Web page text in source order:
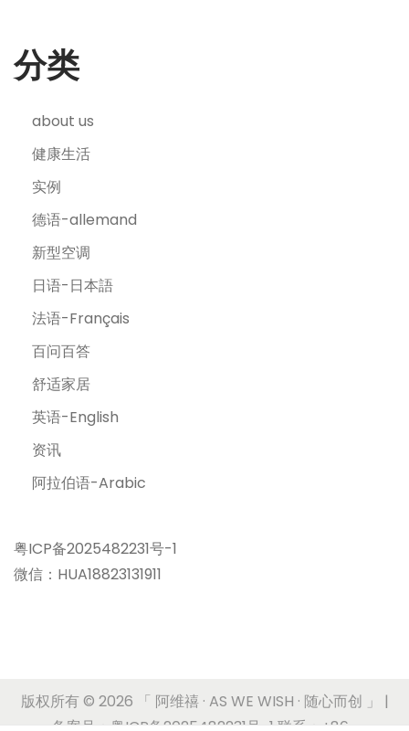
分类
about us
健康生活
实例
德语-allemand
新型空调
日语-日本語
法语-Français
百问百答
舒适家居
英语-English
资讯
阿拉伯语-Arabic
粤ICP备2025482231号-1
微信：HUA18823131911
版权所有 © 2026 「 阿维禧 · AS WE WISH · 随心而创 」
|